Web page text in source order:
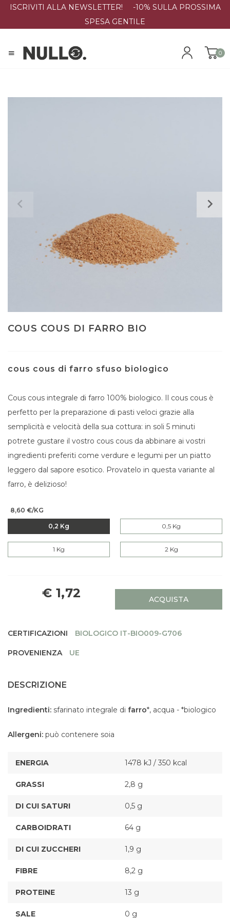
ISCRIVITI ALLA NEWSLETTER! -10% SULLA PROSSIMA
SPESA GENTILE
0
COUS COUS DI FARRO BIO
cous cous di farro sfuso biologico
Cous cous integrale di farro 100% biologico. Il cous cous è
perfetto per la preparazione di pasti veloci grazie alla
semplicità e velocità della sua cottura: in soli 5 minuti
potrete gustare il vostro cous cous da abbinare ai vostri
ingredienti preferiti come verdure e legumi per un piatto
leggero dal sapore esotico. Provatelo in questa variante al
farro, è delizioso!
8,60 €/KG
0,2 Kg 0,5 Kg
1 Kg 2 Kg
€ 1,72 ACQUISTA
CERTIFICAZIONI BIOLOGICO IT-BIO009-G706
PROVENIENZA UE
DESCRIZIONE
Ingredienti: sfarinato integrale di farro*, acqua - *biologico
Allergeni: può contenere soia
ENERGIA 1478 kJ / 350 kcal
GRASSI 2,8 g
DI CUI SATURI 0,5 g
CARBOIDRATI 64 g
DI CUI ZUCCHERI 1,9 g
FIBRE 8,2 g
PROTEINE 13 g
SALE 0 g